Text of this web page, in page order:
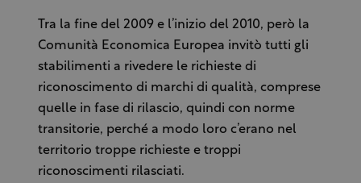
Tra la fine del 2009 e l’inizio del 2010, però la
Comunità Economica Europea invitò tutti gli
stabilimenti a rivedere le richieste di
riconoscimento di marchi di qualità, comprese
quelle in fase di rilascio, quindi con norme
transitorie, perché a modo loro c’erano nel
territorio troppe richieste e troppi
riconoscimenti rilasciati.